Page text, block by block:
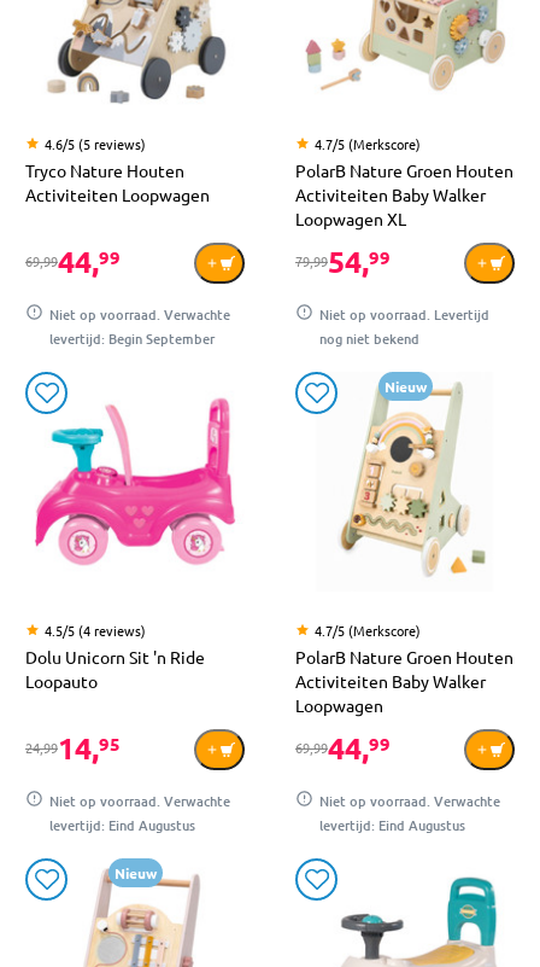
4.6/5 (5 reviews)
Tryco Nature Houten
Activiteiten Loopwagen
69,9944,99
Niet op voorraad. Verwachte
levertijd: Begin September
4.7/5 (Merkscore)
PolarB Nature Groen Houten
Activiteiten Baby Walker
Loopwagen XL
79,9954,99
Niet op voorraad. Levertijd
nog niet bekend
4.5/5 (4 reviews)
Dolu Unicorn Sit 'n Ride
Loopauto
24,9914,95
Niet op voorraad. Verwachte
levertijd: Eind Augustus
Nieuw
4.7/5 (Merkscore)
PolarB Nature Groen Houten
Activiteiten Baby Walker
Loopwagen
69,9944,99
Niet op voorraad. Verwachte
levertijd: Eind Augustus
Nieuw